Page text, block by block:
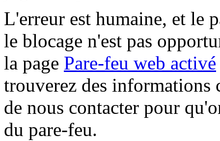
L'erreur est humaine, et le
le blocage n'est pas
la page Pare-feu web activé
trouverez des informations
de nous contacter pour
du pare-feu.